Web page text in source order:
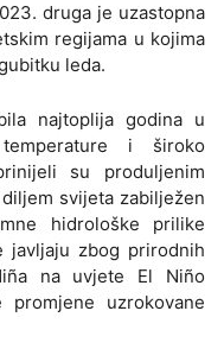
druga je uzastopna
regijama u kojima
leda.
najtoplija godina u
i široko
su produljenim
svijeta zabilježen
hidrološke prilike
zbog prirodnih
na uvjete El Niño
uzrokovane